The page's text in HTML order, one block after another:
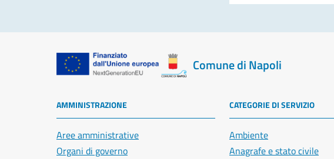
Comune di Napoli
AMMINISTRAZIONE
Aree amministrative
Organi di governo
CATEGORIE DI SERVIZIO
Ambiente
Anagrafe e stato civile